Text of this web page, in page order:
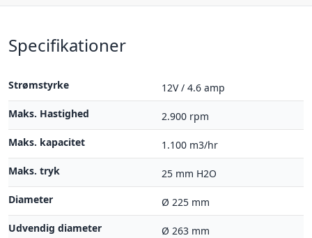
Specifikationer
Strømstyrke
12V / 4.6 amp
Maks. Hastighed
2.900 rpm
Maks. kapacitet
1.100 m3/hr
Maks. tryk
25 mm H2O
Diameter
Ø 225 mm
Udvendig diameter
Ø 263 mm